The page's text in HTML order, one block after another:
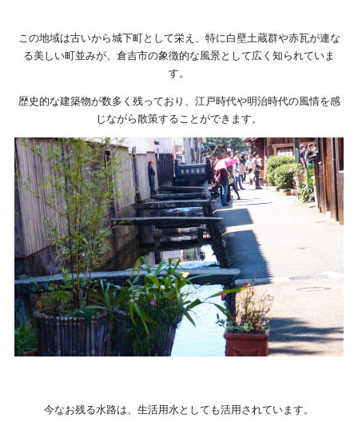
この地域は古いから城下町として栄え、特に白壁土蔵群や赤瓦が連な
る美しい町並みが、倉吉市の象徴的な風景として広く知られていま
す。
歴史的な建築物が数多く残っており、江戸時代や明治時代の風情を感
じながら散策することができます。
今なお残る水路は、生活用水としても活用されています。